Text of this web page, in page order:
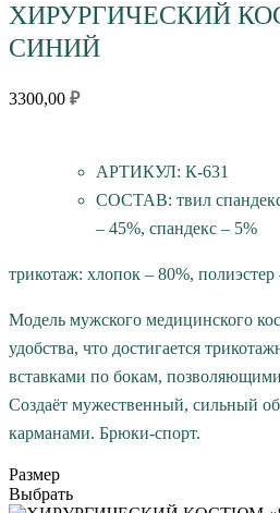
ХИРУРГИЧЕСКИЙ
СИНИЙ
3300,00 ₽
АРТИКУЛ: К-631
СОСТАВ: твил
– 45%, спандекс – 5%
трикотаж: хлопок – 80%,
Модель мужского медицинского
удобства, что достигается
вставками по бокам,
Создаёт мужественный, сильный
карманами. Брюки-спорт.
Размер
Выбрать